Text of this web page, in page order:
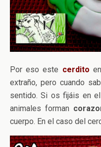
Por eso este cerdito
extraño, pero cuando
sentido. Si os fijáis en
animales forman
cuerpo. En el caso del